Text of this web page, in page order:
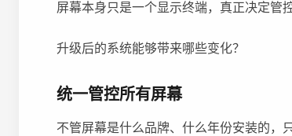
屏幕本身只是一个显示终端，真正决定管
升级后的系统能够带来哪些变化？
统一管控所有屏幕
不管屏幕是什么品牌、什么年份安装的，